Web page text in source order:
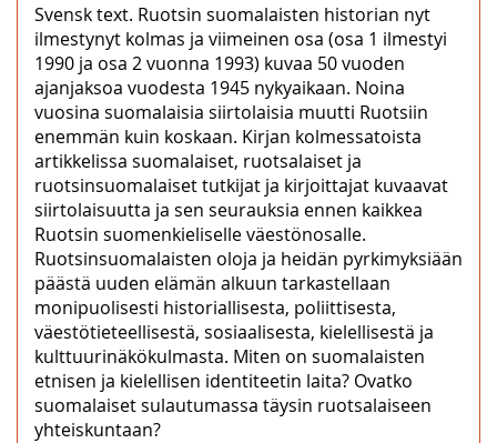
Svensk text. Ruotsin suomalaisten historian nyt
ilmestynyt kolmas ja viimeinen osa (osa 1 ilmestyi
1990 ja osa 2 vuonna 1993) kuvaa 50 vuoden
ajanjaksoa vuodesta 1945 nykyaikaan. Noina
vuosina suomalaisia siirtolaisia muutti Ruotsiin
enemmän kuin koskaan. Kirjan kolmessatoista
artikkelissa suomalaiset, ruotsalaiset ja
ruotsinsuomalaiset tutkijat ja kirjoittajat kuvaavat
siirtolaisuutta ja sen seurauksia ennen kaikkea
Ruotsin suomenkieliselle väestönosalle.
Ruotsinsuomalaisten oloja ja heidän pyrkimyksiään
päästä uuden elämän alkuun tarkastellaan
monipuolisesti historiallisesta, poliittisesta,
väestötieteellisestä, sosiaalisesta, kielellisestä ja
kulttuurinäkökulmasta. Miten on suomalaisten
etnisen ja kielellisen identiteetin laita? Ovatko
suomalaiset sulautumassa täysin ruotsalaiseen
yhteiskuntaan?